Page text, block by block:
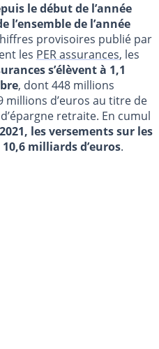
le début de l’année
l’ensemble de l’année
provisoires publié par
les PER assurances, les
s’élèvent à 1,1
, dont 448 millions
millions d’euros au titre de
retraite. En cumul
les versements sur les
10,6 milliards d’euros.